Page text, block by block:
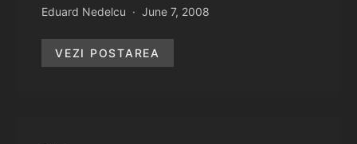
Eduard Nedelcu June 7, 2008
VEZI POSTAREA